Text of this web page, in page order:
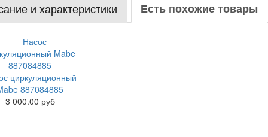
и характеристики Есть похожие товары
циркуляционный
887084885
3 000.00 руб